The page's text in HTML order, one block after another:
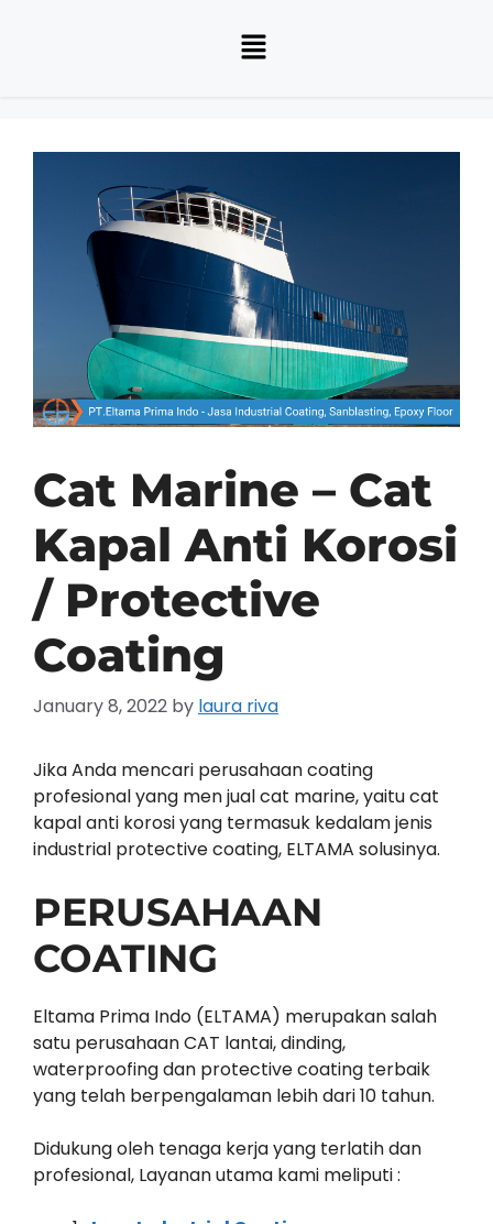
Cat Marine – Cat
Kapal Anti Korosi
/ Protective
Coating
January 8, 2022 by laura riva
Jika Anda mencari perusahaan coating
profesional yang men jual cat marine, yaitu cat
kapal anti korosi yang termasuk kedalam jenis
industrial protective coating, ELTAMA solusinya.
PERUSAHAAN
COATING
Eltama Prima Indo (ELTAMA) merupakan salah
satu perusahaan CAT lantai, dinding,
waterproofing dan protective coating terbaik
yang telah berpengalaman lebih dari 10 tahun.
Didukung oleh tenaga kerja yang terlatih dan
profesional, Layanan utama kami meliputi :